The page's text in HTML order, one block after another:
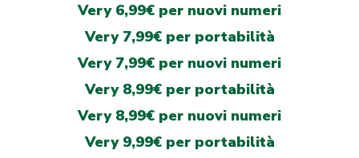
Very 6,99€ per nuovi numeri
Very 7,99€ per portabilità
Very 7,99€ per nuovi numeri
Very 8,99€ per portabilità
Very 8,99€ per nuovi numeri
Very 9,99€ per portabilità